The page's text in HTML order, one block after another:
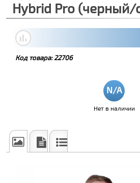
Hybrid Pro (черный/
Код товара:22706
Нет в наличии